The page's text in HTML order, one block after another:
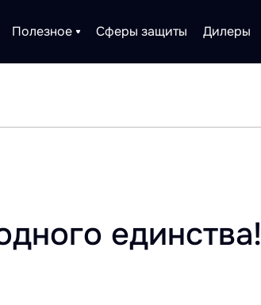
Полезное Сферы защиты Дилеры
единства!